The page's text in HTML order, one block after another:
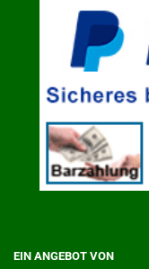
EIN ANGEBOT VON